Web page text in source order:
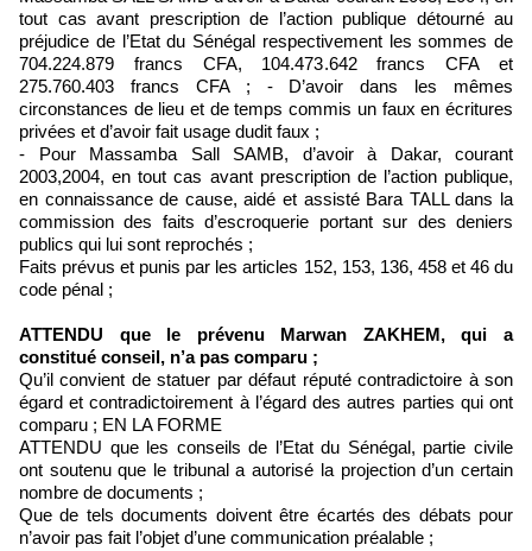
tout cas avant prescription de l’action publique détourné au
préjudice de l’Etat du Sénégal respectivement les sommes de
704.224.879 francs CFA, 104.473.642 francs CFA et
275.760.403 francs CFA ; - D’avoir dans les mêmes
circonstances de lieu et de temps commis un faux en écritures
privées et d’avoir fait usage dudit faux ;
- Pour Massamba Sall SAMB, d’avoir à Dakar, courant
2003,2004, en tout cas avant prescription de l’action publique,
en connaissance de cause, aidé et assisté Bara TALL dans la
commission des faits d’escroquerie portant sur des deniers
publics qui lui sont reprochés ;
Faits prévus et punis par les articles 152, 153, 136, 458 et 46 du
code pénal ;
ATTENDU que le prévenu Marwan ZAKHEM, qui a
constitué conseil, n’a pas comparu ;
Qu’il convient de statuer par défaut réputé contradictoire à son
égard et contradictoirement à l’égard des autres parties qui ont
comparu ; EN LA FORME
ATTENDU que les conseils de l’Etat du Sénégal, partie civile
ont soutenu que le tribunal a autorisé la projection d’un certain
nombre de documents ;
Que de tels documents doivent être écartés des débats pour
n’avoir pas fait l’objet d’une communication préalable ;